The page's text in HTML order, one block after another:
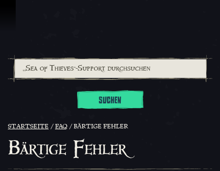
SUCHEN
STARTSEITE FAQ BÄRTIGE FEHLER
Bärtige Fehler